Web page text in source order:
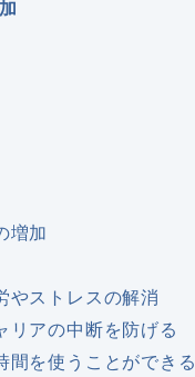
増加
やストレスの解消
リアの中断を防げる
間を使うことができる